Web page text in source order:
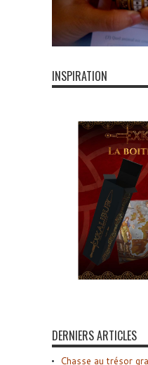
INSPIRATION
DERNIERS ARTICLES
Chasse au trésor